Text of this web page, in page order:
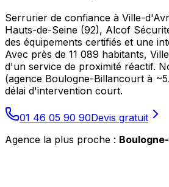
Serrurier de confiance à Ville-
Hauts-de-Seine (92), Alcof
des équipements certifiés et une
Avec près de 11 089 habitants,
d'un service de proximité réactif.
(agence Boulogne-Billancourt à
délai d'intervention court.
01 46 05 90 90Devis gratuit
Agence la plus proche :